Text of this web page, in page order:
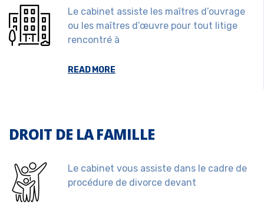
Le cabinet assiste les maîtres d’ouvrage
ou les maîtres d’œuvre pour tout litige
rencontré à
READ MORE
DROIT DE LA FAMILLE
Le cabinet vous assiste dans le cadre de
procédure de divorce devant